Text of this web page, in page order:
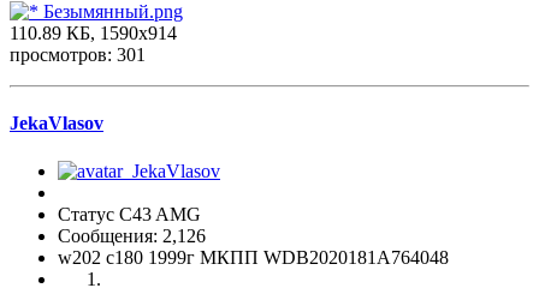
Безымянный.png
110.89 КБ, 1590x914
просмотров: 301
JekaVlasov
Статус C43 AMG
Сообщения: 2,126
w202 c180 1999г МКПП WDB2020181A764048